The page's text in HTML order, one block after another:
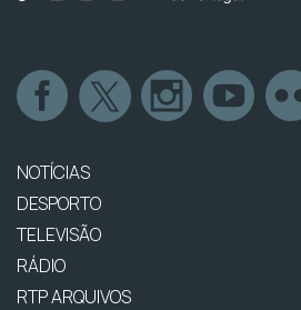
NOTÍCIAS
DESPORTO
TELEVISÃO
RÁDIO
RTP ARQUIVOS